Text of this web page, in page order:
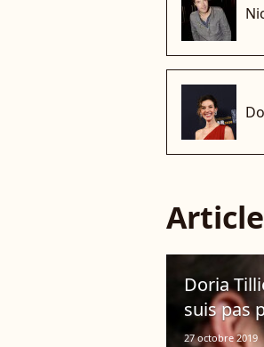
Doria
suis pas
27 octobre 2019